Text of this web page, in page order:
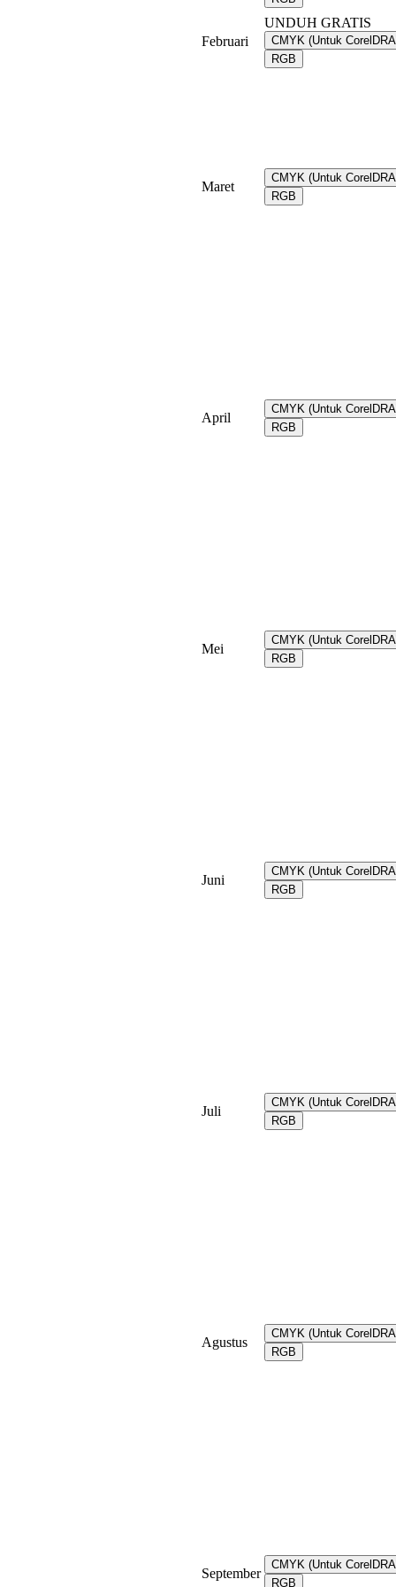
Februari
UNDUH GRATIS
CMYK (Untuk
RGB
Maret
CMYK (Untuk
RGB
April
CMYK (Untuk
RGB
Mei
CMYK (Untuk
RGB
Juni
CMYK (Untuk
RGB
Juli
CMYK (Untuk
RGB
Agustus
CMYK (Untuk
RGB
September
CMYK (Untuk
RGB